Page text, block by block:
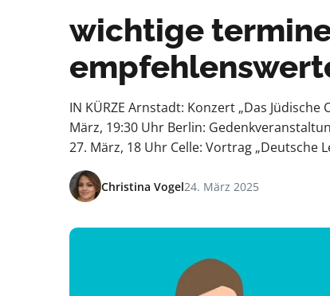
wichtige
IN KÜRZE Arnstadt: Konzert „Das
März, 19:30 Uhr Berlin:
27. März, 18 Uhr Celle: Vortrag „Deutsche
Christina Vogel24. März 2025